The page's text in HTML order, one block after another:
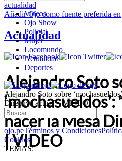
Videos
Ojo Show
Policial
Mujer
Locomundo
Actualidad
Deportes
Alejandro Soto sobre
Directiva actual” | VIDEO
ojo.peTérminos y Condiciones
Cookies
TEMAS:
actualidad
AñadirOjocomo fuente preferida en
Actualidad
Alejandro Soto
hacer la Mesa
| VIDEO